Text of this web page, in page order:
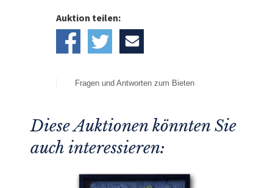
Auktion teilen:
Fragen und Antworten zum Bieten
Diese Auktionen könnten Sie
auch interessieren: